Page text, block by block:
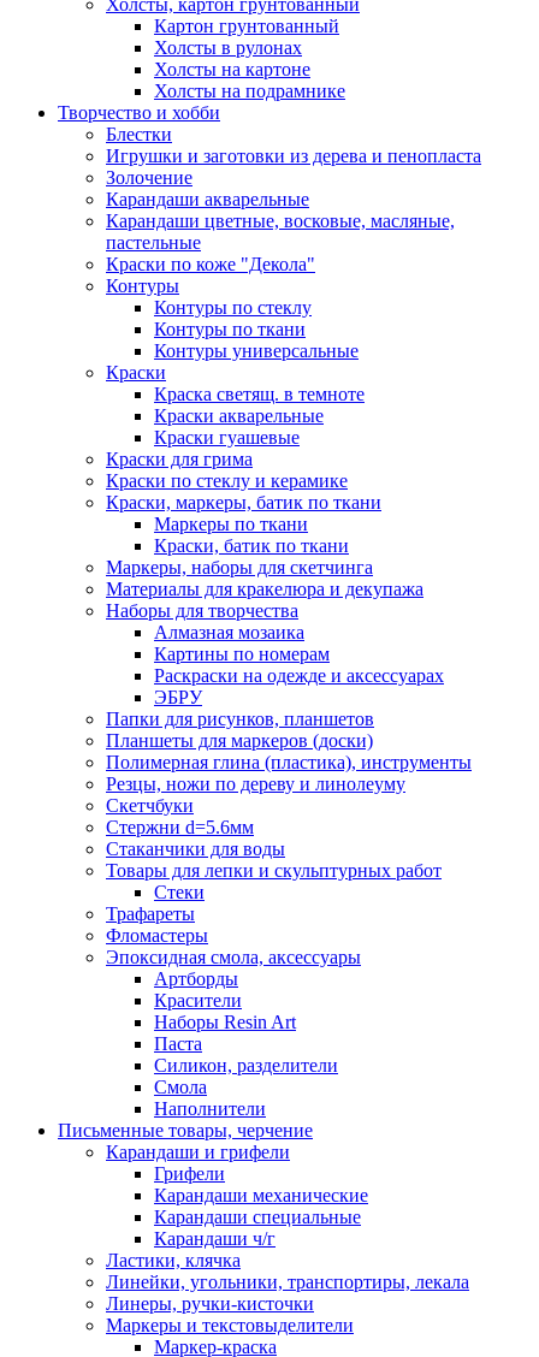
Холсты, картон грунтованный
Картон грунтованный
Холсты в рулонах
Холсты на картоне
Холсты на подрамнике
Творчество и хобби
Блестки
Игрушки и заготовки из дерева и пенопласта
Золочение
Карандаши акварельные
Карандаши цветные, восковые, масляные,
пастельные
Краски по коже "Декола"
Контуры
Контуры по стеклу
Контуры по ткани
Контуры универсальные
Краски
Краска светящ. в темноте
Краски акварельные
Краски гуашевые
Краски для грима
Краски по стеклу и керамике
Краски, маркеры, батик по ткани
Маркеры по ткани
Краски, батик по ткани
Маркеры, наборы для скетчинга
Материалы для кракелюра и декупажа
Наборы для творчества
Алмазная мозаика
Картины по номерам
Раскраски на одежде и аксессуарах
ЭБРУ
Папки для рисунков, планшетов
Планшеты для маркеров (доски)
Полимерная глина (пластика), инструменты
Резцы, ножи по дереву и линолеуму
Скетчбуки
Стержни d=5.6мм
Стаканчики для воды
Товары для лепки и скульптурных работ
Стеки
Трафареты
Фломастеры
Эпоксидная смола, аксессуары
Артборды
Красители
Наборы Resin Art
Паста
Силикон, разделители
Смола
Наполнители
Письменные товары, черчение
Карандаши и грифели
Грифели
Карандаши механические
Карандаши специальные
Карандаши ч/г
Ластики, клячка
Линейки, угольники, транспортиры, лекала
Линеры, ручки-кисточки
Маркеры и текстовыделители
Маркер-краска